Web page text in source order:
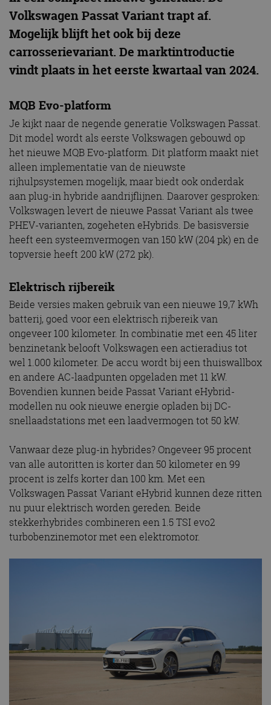
Volkswagen Passat Variant trapt af.
Mogelijk blijft het ook bij deze
carrosserievariant. De marktintroductie
vindt plaats in het eerste kwartaal van 2024.
MQB Evo-platform
Je kijkt naar de negende generatie Volkswagen Passat.
Dit model wordt als eerste Volkswagen gebouwd op
het nieuwe MQB Evo-platform. Dit platform maakt niet
alleen implementatie van de nieuwste
rijhulpsystemen mogelijk, maar biedt ook onderdak
aan plug-in hybride aandrijflijnen. Daarover gesproken:
Volkswagen levert de nieuwe Passat Variant als twee
PHEV-varianten, zogeheten eHybrids. De basisversie
heeft een systeemvermogen van 150 kW (204 pk) en de
topversie heeft 200 kW (272 pk).
Elektrisch rijbereik
Beide versies maken gebruik van een nieuwe 19,7 kWh
batterij, goed voor een elektrisch rijbereik van
ongeveer 100 kilometer. In combinatie met een 45 liter
benzinetank belooft Volkswagen een actieradius tot
wel 1.000 kilometer. De accu wordt bij een thuiswallbox
en andere AC-laadpunten opgeladen met 11 kW.
Bovendien kunnen beide Passat Variant eHybrid-
modellen nu ook nieuwe energie opladen bij DC-
snellaadstations met een laadvermogen tot 50 kW.
Vanwaar deze plug-in hybrides? Ongeveer 95 procent
van alle autoritten is korter dan 50 kilometer en 99
procent is zelfs korter dan 100 km. Met een
Volkswagen Passat Variant eHybrid kunnen deze ritten
nu puur elektrisch worden gereden. Beide
stekkerhybrides combineren een 1.5 TSI evo2
turbobenzinemotor met een elektromotor.